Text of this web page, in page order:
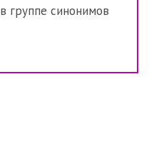
группе синонимов